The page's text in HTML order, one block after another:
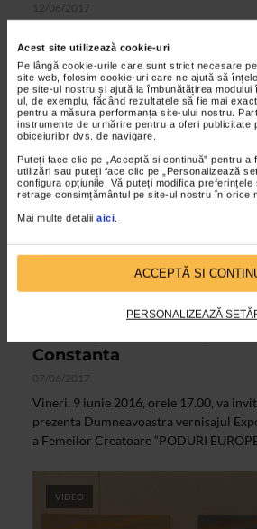
Acest site utilizează cookie-uri
Pe lângă cookie-urile care sunt strict necesare
site web, folosim cookie-uri care ne ajută să
pe site-ul nostru și ajută la îmbunătățirea
ul, de exemplu, făcând rezultatele să fie mai
pentru a măsura performanța site-ului nostru.
instrumente de urmărire pentru a oferi publicitate
obiceiurilor dvs. de navigare.
Puteți face clic pe „Acceptă si continuă” pentru a
utilizări sau puteți face clic pe „Personalizează
configura opțiunile. Vă puteți modifica
retrage consimțământul pe site-ul nostru în orice
Mai multe detalii aici.
ACCEPTĂ SI
PERSONALIZEAZĂ
12/06/2017
Creatoare in Arta Plastica din Romania,
si Muzeul de Arta Constanta
Constanta
07/06/2017
Vineri, 9 iunie 2016, orele 17.00, va
prezenta Dumneavoastra vernisajul
a Femeilor Creatoare “PODURI
VIDEO